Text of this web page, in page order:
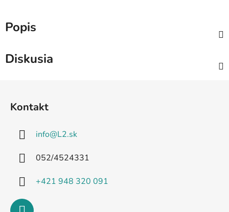
Popis
Diskusia
Kontakt
info@L2.sk
052/4524331
+421 948 320 091